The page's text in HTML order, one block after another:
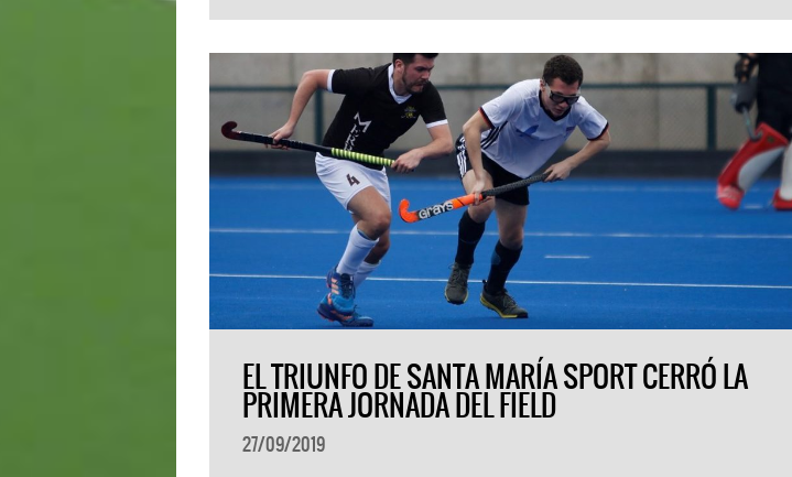
EL TRIUNFO DE SANTA MARÍA SPORT CERRÓ LA
PRIMERA JORNADA DEL FIELD
27/09/2019